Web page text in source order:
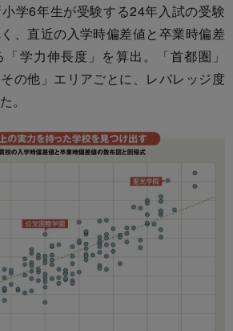
学6年生が受験する24年入試の受験
、直近の入学時偏差値と卒業時偏差
学力伸長度」を算出。「首都圏」
の他」エリアごとに、レバレッジ度
。